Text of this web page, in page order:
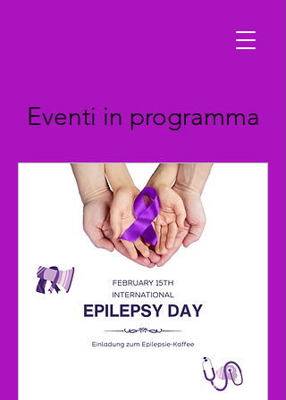
Eventi in programma